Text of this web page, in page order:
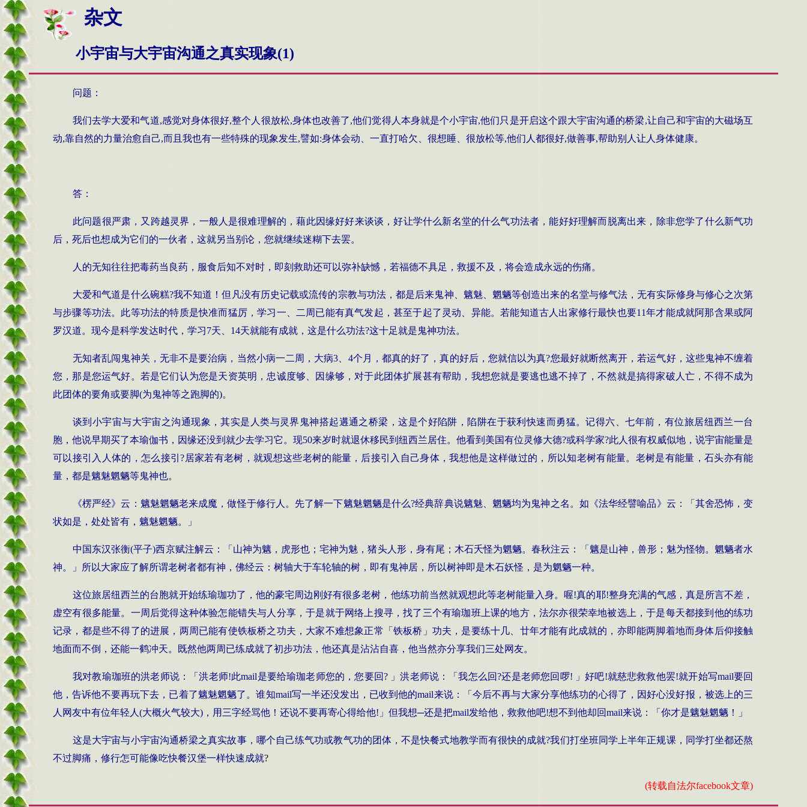
杂文
小宇宙与大宇宙沟通之真实现象(1)
问题：
我们去学大爱和气道,感觉对身体很好,整个人很放松,身体也改善了,他们觉得人本身就是个小宇宙,他们只是开启这个跟大宇宙沟通的桥梁,让自己和宇宙的大磁场互
动,靠自然的力量治愈自己,而且我也有一些特殊的现象发生,譬如:身体会动、一直打哈欠、很想睡、很放松等,他们人都很好,做善事,帮助别人让人身体健康。
答：
此问题很严肃，又跨越灵界，一般人是很难理解的，藉此因缘好好来谈谈，好让学什么新名堂的什么气功法者，能好好理解而脱离出来，除非您学了什么新气功
后，死后也想成为它们的一伙者，这就另当别论，您就继续迷糊下去罢。
人的无知往往把毒药当良药，服食后知不对时，即刻救助还可以弥补缺憾，若福德不具足，救援不及，将会造成永远的伤痛。
大爱和气道是什么碗糕?我不知道！但凡没有历史记载或流传的宗教与功法，都是后来鬼神、魑魅、魍魉等创造出来的名堂与修气法，无有实际修身与修心之次第
与步骤等功法。此等功法的特质是快准而猛厉，学习一、二周已能有真气发起，甚至于起了灵动、异能。若能知道古人出家修行最快也要11年才能成就阿那含果或阿
罗汉道。现今是科学发达时代，学习7天、 14天就能有成就，这是什么功法?这十足就是鬼神功法。
无知者乱闯鬼神关，无非不是要治病，当然小病一二周，大病3 4个月，都真的好了，真的好后，您就信以为真?您最好就断然离开，若运气好，这些鬼神不缠着
您，那是您运气好。若是它们认为您是天资英明，忠诚度够、因缘够，对于此团体扩展甚有帮助，我想您就是要逃也逃不掉了，不然就是搞得家破人亡，不得不成为
此团体的要角或要脚(为鬼神等之跑脚的)。
谈到小宇宙与大宇宙之沟通现象，其实是人类与灵界鬼神搭起遘通之桥梁，这是个好陷阱，陷阱在于获利快速而勇猛。记得六、七年前，有位旅居纽西兰一台
胞，他说早期买了本瑜伽书，因缘还没到就少去学习它。现50来岁时就退休移民到纽西兰居住。他看到美国有位灵修大德?或科学家?此人很有权威似地，说宇宙能量是
可以接引入人体的，怎么接引?居家若有老树，就观想这些老树的能量，后接引入自己身体，我想他是这样做过的，所以知老树有能量。老树是有能量，石头亦有能
量，都是魑魅魍魉等鬼神也。
《楞严经》云： 魑魅魍魉老来成魔，做怪于修行人。先了解一下魑魅魍魉是什么?经典辞典说魑魅、魍魉均为鬼神之名。如《法华经譬喻品》云：「其舍恐怖，变
状如是，处处皆有，魑魅魍魉。」
中国东汉张衡(平子)西京赋注解云：「山神为魑，虎形也；宅神为魅，猪头人形，身有尾；木石夭怪为魍魉。春秋注云：「魑是山神，兽形；魅为怪物。魍魉者水
神。」所以大家应了解所谓老树者都有神，佛经云：树轴大于车轮轴的树，即有鬼神居，所以树神即是木石妖怪，是为魍魉一种。
这位旅居纽西兰的台胞就开始练瑜珈功了，他的豪宅周边刚好有很多老树，他练功前当然就观想此等老树能量入身。喔!真的耶!整身充满的气感，真是所言不差，
虚空有很多能量。一周后觉得这种体验怎能错失与人分享，于是就于网络上搜寻，找了三个有瑜珈班上课的地方，法尔亦很荣幸地被选上，于是每天都接到他的练功
记录，都是些不得了的进展，两周已能有使铁板桥之功夫，大家不难想象正常「铁板桥」功夫，是要练十几、廿年才能有此成就的，亦即能两脚着地而身体后仰接触
地面而不倒，还能一鹤冲天。既然他两周已练成就了初步功法，他还真是沾沾自喜，他当然亦分享我们三处网友。
我对教瑜珈班的洪老师说：「洪老师!此mail是要给瑜珈老师您的，您要回? 」洪老师说：「我怎么回?还是老师您回啰! 」好吧!就慈悲救救他罢!就开始写mail要回
他，告诉他不要再玩下去，已着了魑魅魍魉了。谁知mail写一半还没发出，已收到他的mail来说：「今后不再与大家分享他练功的心得了，因好心没好报，被选上的三
人网友中有位年轻人 (大概火气较大) ，用三字经骂他！还说不要再寄心得给他! 」但我想─还是把mail发给他，救救他吧!想不到他却回mail来说：「你才是魑魅魍魉！」
这是大宇宙与小宇宙沟通桥梁之真实故事，哪个自己练气功或教气功的团体，不是快餐式地教学而有很快的成就?我们打坐班同学上半年正规课，同学打坐都还熬
不过脚痛，修行怎可能像吃快餐汉堡一样快速成就?
(转载自法尔facebook文章)